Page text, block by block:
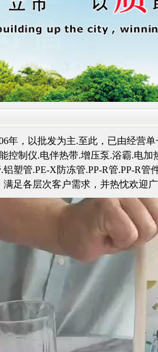
年，以批发为主.至此，已由经营
制仪.电伴热带.增压泵.浴霸.电加
塑管.PE-X防冻管.PP-R管.PP-R管
满足各层次客户需求，并热忱欢迎